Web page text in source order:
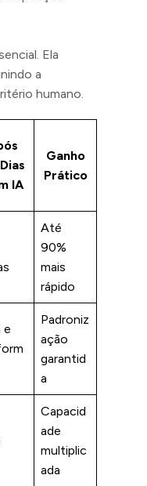
Ela
a
humano.
IA
Ganho
Prático
Até
90%
mais
rápido
e
Padroniz
ação
garantid
a
Capacid
ade
multiplic
ada